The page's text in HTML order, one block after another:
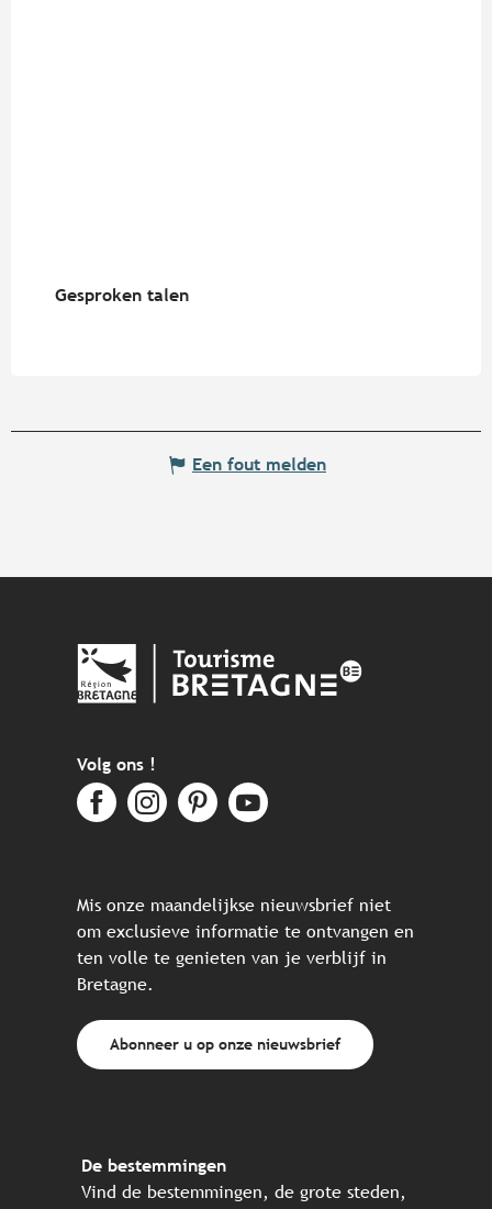
Gesproken talen
Gesproken talen
Een fout melden
Volg ons !
Mis onze maandelijkse nieuwsbrief niet
om exclusieve informatie te ontvangen en
ten volle te genieten van je verblijf in
Bretagne.
Abonneer u op onze nieuwsbrief
De bestemmingen
Vind de bestemmingen, de grote steden,